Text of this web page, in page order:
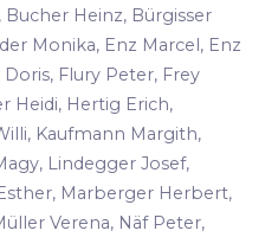
Heinz, Bürgisser
Monika, Enz Marcel, Enz
Doris, Flury Peter, Frey
Heidi, Hertig Erich,
Kaufmann Margith,
Lindegger Josef,
Marberger Herbert,
Verena, Näf Peter,